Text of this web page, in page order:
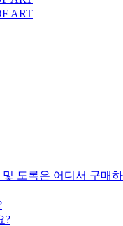
도록은 어디서 구매하
?